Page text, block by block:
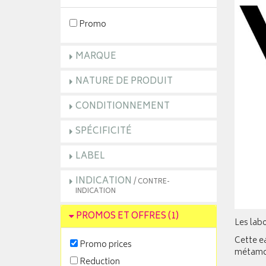
Promo
MARQUE
NATURE DE PRODUIT
CONDITIONNEMENT
SPÉCIFICITÉ
LABEL
INDICATION / CONTRE-
INDICATION
PROMOS ET OFFRES(1)
Promo prices
Reduction
Les
Cette